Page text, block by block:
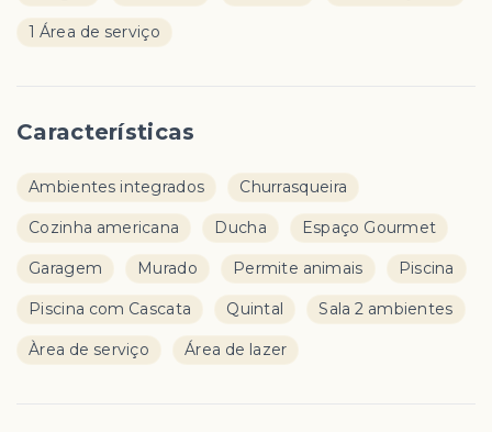
1 Área de serviço
Características
Ambientes integrados Churrasqueira
Cozinha americana Ducha Espaço Gourmet
Garagem Murado Permite animais Piscina
Piscina com Cascata Quintal Sala 2 ambientes
Àrea de serviço Área de lazer